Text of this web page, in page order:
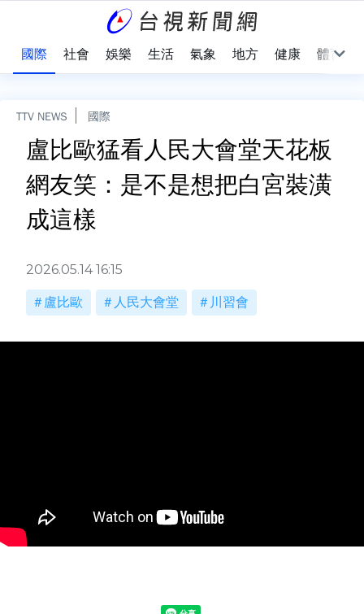
國際 社會 娛樂 生活 氣象 地方 健康 體育
TTV NEWS 國際
盧比歐猛看人民大會堂天花板
網友笑：是不是想把白宮裝潢
成這樣
2026.05.14 16:15
盧比歐 人民大會堂 川習會